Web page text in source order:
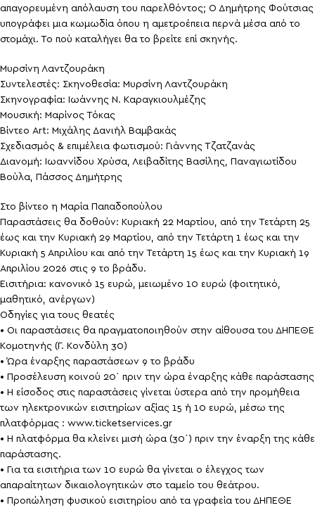
απαγορευμένη απόλαυση του παρελθόντος; Ο Δημήτρης Φούτσιας
υπογράφει μια κωμωδία όπου η αμετροέπεια περνά μέσα από το
στομάχι. Το πού καταλήγει θα το βρείτε επί σκηνής.
Μυρσίνη Λαντζουράκη
Συντελεστές: Σκηνοθεσία: Μυρσίνη Λαντζουράκη
Σκηνογραφία: Ιωάννης Ν. Καραγκιουλμέζης
Μουσική: Μαρίνος Τόκας
Βίντεο Art: Μιχάλης Δανιήλ Βαμβακάς
Σχεδιασμός & επιμέλεια φωτισμού: Γιάννης Τζατζανάς
Διανομή: Ιωαννίδου Χρύσα, Λειβαδίτης Βασίλης, Παναγιωτίδου
Βούλα, Πάσσος Δημήτρης
Στο βίντεο η Μαρία Παπαδοπούλου
Παραστάσεις θα δοθούν: Κυριακή 22 Μαρτίου, από την Τετάρτη 25
έως και την Κυριακή 29 Μαρτίου, από την Τετάρτη 1 έως και την
Κυριακή 5 Απριλίου και από την Τετάρτη 15 έως και την Κυριακή 19
Απριλίου 2026 στις 9 το βράδυ.
Εισιτήρια: κανονικό 15 ευρώ, μειωμένο 10 ευρώ (φοιτητικό,
μαθητικό, ανέργων)
Οδηγίες για τους θεατές
• Οι παραστάσεις θα πραγματοποιηθούν στην αίθουσα του ΔΗΠΕΘΕ
Κομοτηνής (Γ. Κονδύλη 30)
• Ώρα έναρξης παραστάσεων 9 το βράδυ
• Προσέλευση κοινού 20΄ πριν την ώρα έναρξης κάθε παράστασης
• Η είσοδος στις παραστάσεις γίνεται ύστερα από την προμήθεια
των ηλεκτρονικών εισιτηρίων αξίας 15 ή 10 ευρώ, μέσω της
πλατφόρμας : www.ticketservices.gr
• Η πλατφόρμα θα κλείνει μισή ώρα (30΄) πριν την έναρξη της κάθε
παράστασης.
• Για τα εισιτήρια των 10 ευρώ θα γίνεται ο έλεγχος των
απαραίτητων δικαιολογητικών στο ταμείο του θεάτρου.
• Προπώληση φυσικού εισιτηρίου από τα γραφεία του ΔΗΠΕΘΕ